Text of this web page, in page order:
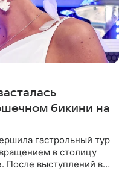
бикини на
гастрольный тур
в столицу
После выступлений в